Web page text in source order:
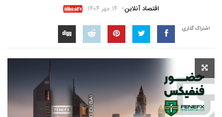
اقتصاد آنلاین ۱۴ مهر ۱۴۰۴
اشتراک گذاری